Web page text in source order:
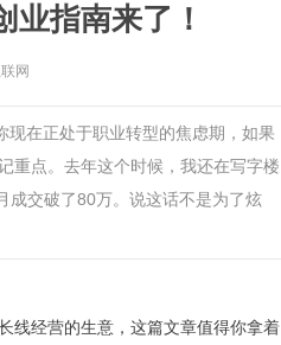
指南来了！
网
在正处于职业转型的焦虑期，如果
重点。去年这个时候，我还在写字楼
成交破了80万。说这话不是为了炫
线经营的生意，这篇文章值得你拿着